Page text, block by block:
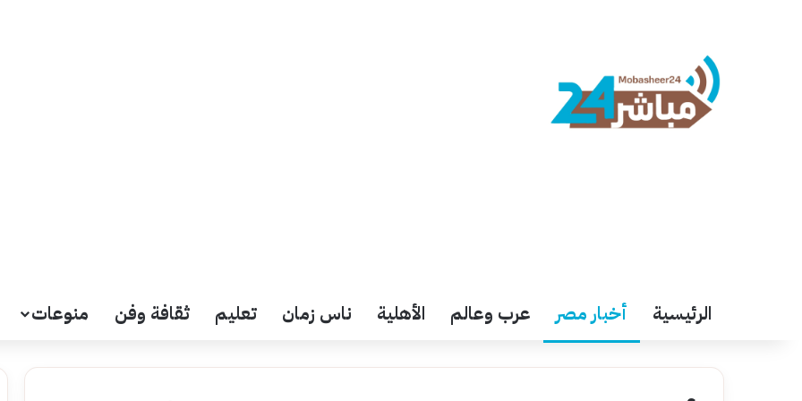
الرئيسية أخبار مصر عرب وعالم الأهلية ناس زمان تعليم ثقافة وفن منوعات